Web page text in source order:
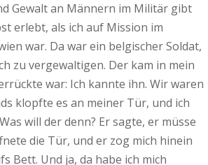
Gewalt an Männern im Militär gibt
erlebt, als ich auf Mission im
war. Da war ein belgischer Soldat,
zu vergewaltigen. Der kam in mein
war: Ich kannte ihn. Wir waren
klopfte es an meiner Tür, und ich
will der denn? Er sagte, er müsse
die Tür, und er zog mich hinein
Bett. Und ja, da habe ich mich